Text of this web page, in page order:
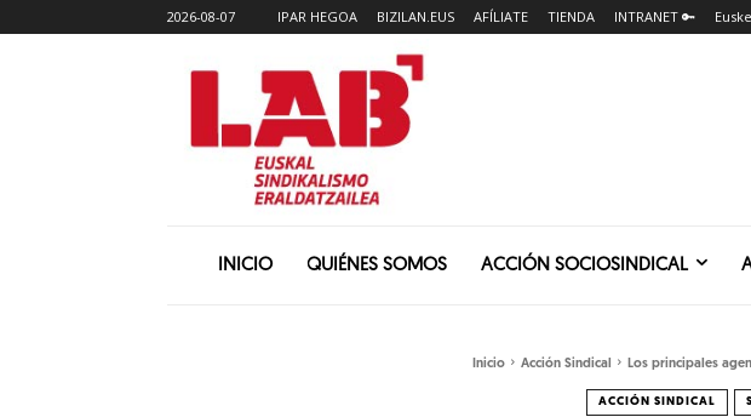
2026-08-07 IPAR HEGOA BIZILAN.EUS AFÍLIATE TIENDA INTRANET 🔑
INICIO QUIÉNES SOMOS ACCIÓN SOCIOSINDICAL
Inicio Acción Sindical Los principales
ACCIÓN SINDICAL